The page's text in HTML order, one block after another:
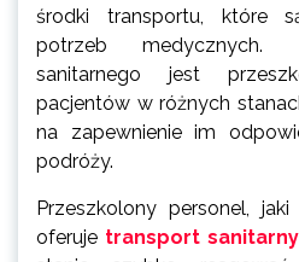
środki transportu, które
potrzeb medycznych.
sanitarnego jest
pacjentów w różnych
na zapewnienie im
podróży.
Przeszkolony personel,
oferuje transport